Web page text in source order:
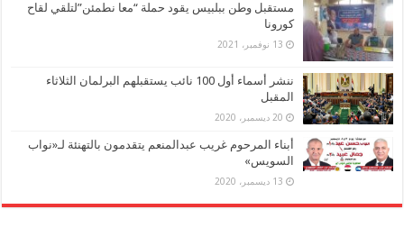
مستقبل وطن ببلبيس يقود حملة “معا نطمئن”لتلقي لقاح
كورونا
13 نوفمبر، 2021
ننشر أسماء أول 100 نائب يستقبلهم البرلمان الثلاثاء
المقبل
20 ديسمبر، 2020
أبناء المرحوم غريب عبدالمنعم يتقدمون بالتهنئة لـ«نواب
السويس»
13 ديسمبر، 2020